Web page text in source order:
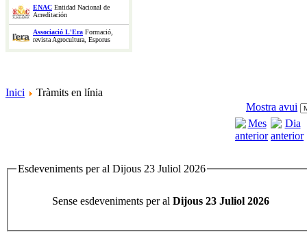
ENAC Entidad Nacional de
Acreditación
Associació L'Era Formació,
revista Agrocultura, Esporus
Inici
Tràmits en línia
Mostra avui
Esdeveniments per al Dijous 23 Juliol 2026
Sense esdeveniments per al Dijous 23 Juliol 2026